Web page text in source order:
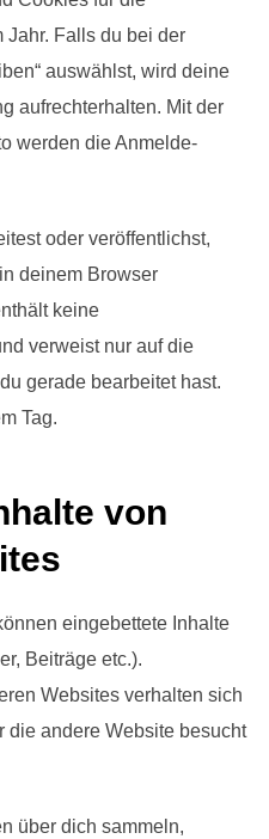
Falls du bei der
auswählst, wird deine
aufrechterhalten. Mit der
werden die Anmelde-
oder veröffentlichst,
deinem Browser
keine
verweist nur auf die
gerade bearbeitet hast.
Tag.
von
eingebettete Inhalte
Beiträge etc.).
Websites verhalten sich
die andere Website besucht
über dich sammeln,